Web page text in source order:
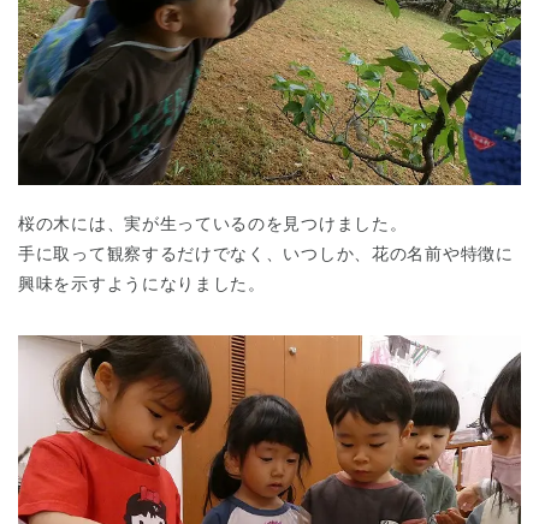
桜の木には、実が生っているのを見つけました。
手に取って観察するだけでなく、いつしか、花の名前や特徴に
興味を示すようになりました。